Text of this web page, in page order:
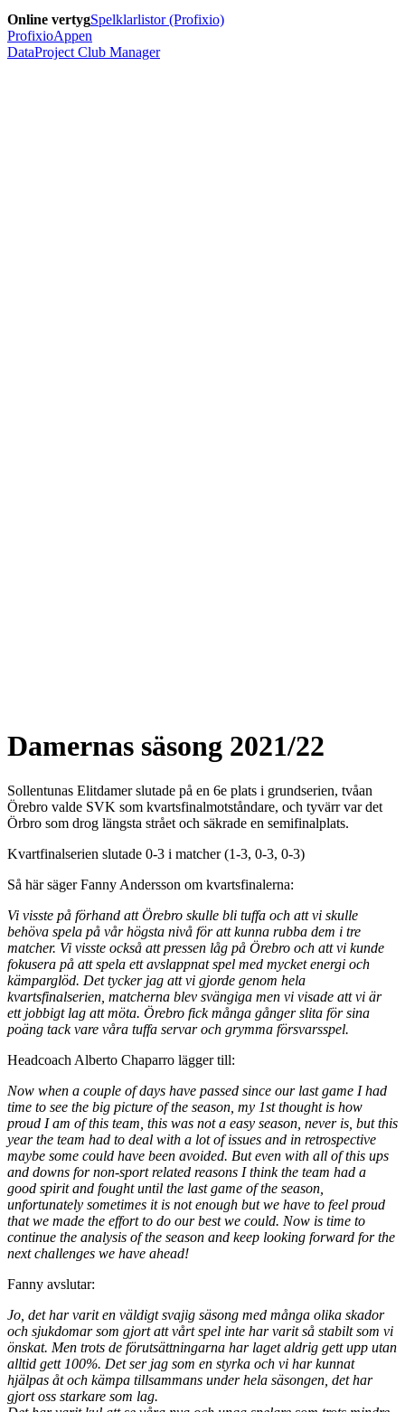
Online vertygSpelklarlistor (Profixio)
ProfixioAppen
DataProject Club Manager
Damernas säsong 2021/22
Sollentunas Elitdamer slutade på en 6e plats i grundserien, tvåan
Örebro valde SVK som kvartsfinalmotståndare, och tyvärr var det
Örbro som drog längsta strået och säkrade en semifinalplats.
Kvartfinalserien slutade 0-3 i matcher (1-3, 0-3, 0-3)
Så här säger Fanny Andersson om kvartsfinalerna:
Vi visste på förhand att Örebro skulle bli tuffa och att vi skulle
behöva spela på vår högsta nivå för att kunna rubba dem i tre
matcher. Vi visste också att pressen låg på Örebro och att vi kunde
fokusera på att spela ett avslappnat spel med mycket energi och
kämparglöd. Det tycker jag att vi gjorde genom hela
kvartsfinalserien, matcherna blev svängiga men vi visade att vi är
ett jobbigt lag att möta. Örebro fick många gånger slita för sina
poäng tack vare våra tuffa servar och grymma försvarsspel.
Headcoach Alberto Chaparro lägger till:
Now when a couple of days have passed since our last game I had
time to see the big picture of the season, my 1st thought is how
proud I am of this team, this was not a easy season, never is, but this
year the team had to deal with a lot of issues and in retrospective
maybe some could have been avoided. But even with all of this ups
and downs for non-sport related reasons I think the team had a
good spirit and fought until the last game of the season,
unfortunately sometimes it is not enough but we have to feel proud
that we made the effort to do our best we could. Now is time to
continue the analysis of the season and keep looking forward for the
next challenges we have ahead!
Fanny avslutar:
Jo, det har varit en väldigt svajig säsong med många olika skador
och sjukdomar som gjort att vårt spel inte har varit så stabilt som vi
önskat. Men trots de förutsättningarna har laget aldrig gett upp utan
alltid gett 100%. Det ser jag som en styrka och vi har kunnat
hjälpas åt och kämpa tillsammans under hela säsongen, det har
gjort oss starkare som lag.